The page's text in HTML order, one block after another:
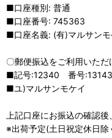
■口座種別: 普通
■口座番号: 745363
■口座名義: (有)マルサンモ
〇郵便振込をご利用いただ
■記号:12340 番号
■ユ)マルサンモケイ
上記口座にお振込の確認
※出荷予定(土日祝定休日除